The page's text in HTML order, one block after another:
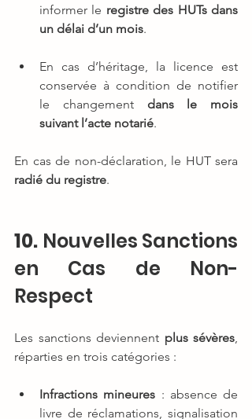
informer le registre des HUTs dans
un délai d’un mois.
En cas d’héritage, la licence est
conservée à condition de notifier
le changement dans le mois
suivant l’acte notarié.
radié du registre.
10. Nouvelles Sanctions
en Cas de Non-
Respect
Les sanctions deviennent plus sévères,
réparties en trois catégories :
Infractions mineures : absence de
livre de réclamations, signalisation